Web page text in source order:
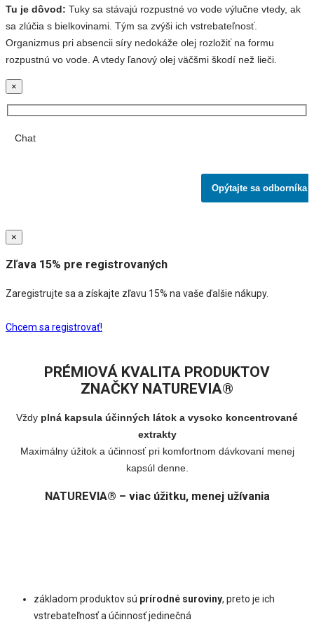
Tu je dôvod: Tuky sa stávajú rozpustné vo vode výlučne vtedy, ak
sa zlúčia s bielkovinami. Tým sa zvýši ich vstrebateľnosť.
Organizmus pri absencii síry nedokáže olej rozložiť na formu
rozpustnú vo vode. A vtedy ľanový olej väčšmi škodí než lieči.
×
Chat
Opýtajte sa odborníka
×
Zľava 15% pre registrovaných
Zaregistrujte sa a získajte zľavu 15% na vaše ďalšie nákupy.
Chcem sa registrovať!
PRÉMIOVÁ KVALITA PRODUKTOV
ZNAČKY NATUREVIA®
Vždy plná kapsula účinných látok a vysoko koncentrované
extrakty
Maximálny úžitok a účinnosť pri komfortnom dávkovaní menej
kapsúl denne.
NATUREVIA® – viac úžitku, menej užívania
základom produktov sú prírodné suroviny, preto je ich
vstrebateľnosť a účinnosť jedinečná